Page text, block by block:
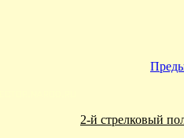
2-й стрелковый